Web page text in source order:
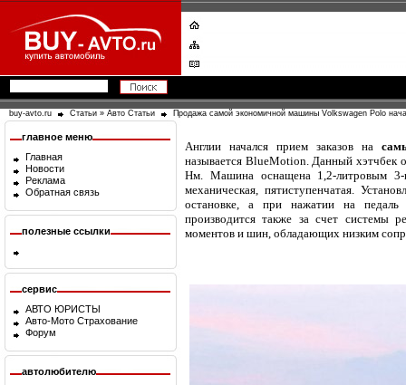
buy-avto.ru Статьи » Авто Статьи Продажа самой экономичной машины Volkswagen Polo
главное меню
Главная
Новости
Реклама
Обратная связь
полезные ссылки
сервис
АВТО ЮРИСТЫ
Авто-Мото Страхование
Форум
автолюбителю
Англии начался прием заказов на
называется BlueMotion. Данный хэтчбек
Нм. Машина оснащена 1,2-литровым 3-
механическая, пятиступенчатая.
остановке, а при нажатии на педаль
производится также за счет системы
моментов и шин, обладающих низким